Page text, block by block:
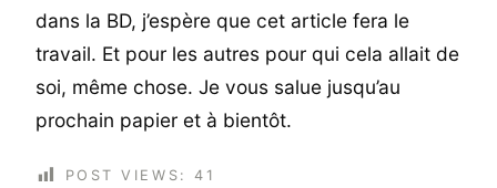
dans la BD, j’espère que cet article fera le
travail. Et pour les autres pour qui cela allait de
soi, même chose. Je vous salue jusqu’au
prochain papier et à bientôt.
POST VIEWS: 41